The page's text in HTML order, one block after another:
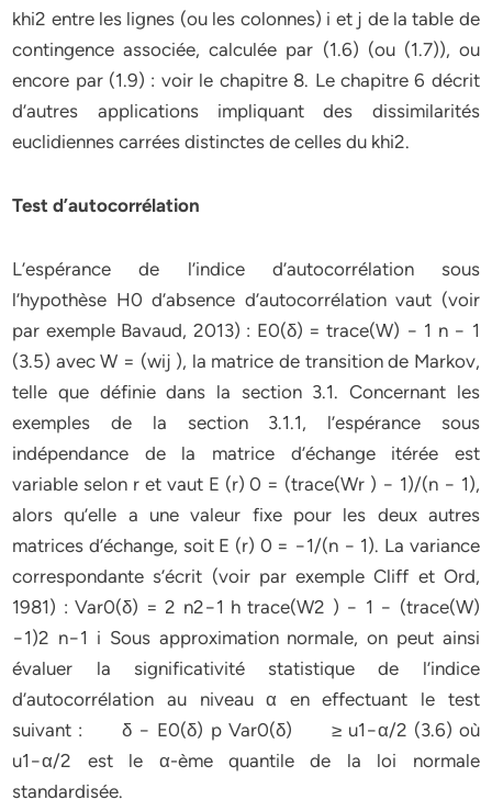
khi2 entre les lignes (ou les colonnes) i et j de la table de
contingence associée, calculée par (1.6) (ou (1.7)), ou
encore par (1.9) : voir le chapitre 8. Le chapitre 6 décrit
d’autres applications impliquant des dissimilarités
euclidiennes carrées distinctes de celles du khi2.
Test d’autocorrélation
L’espérance de l’indice d’autocorrélation sous
l’hypothèse H0 d’absence d’autocorrélation vaut (voir
par exemple Bavaud, 2013) : E0(δ) = trace(W) − 1 n − 1
(3.5) avec W = (wij ), la matrice de transition de Markov,
telle que définie dans la section 3.1. Concernant les
exemples de la section 3.1.1, l’espérance sous
indépendance de la matrice d’échange itérée est
variable selon r et vaut E (r) 0 = (trace(Wr ) − 1)/(n − 1),
alors qu’elle a une valeur fixe pour les deux autres
matrices d’échange, soit E (r) 0 = −1/(n − 1). La variance
correspondante s’écrit (voir par exemple Cliff et Ord,
1981) : Var0(δ) = 2 n2−1 h trace(W2 ) − 1 − (trace(W)
−1)2 n−1 i Sous approximation normale, on peut ainsi
évaluer la significativité statistique de l’indice
d’autocorrélation au niveau α en effectuant le test
suivant : δ − E0(δ) p Var0(δ) ≥ u1−α/2 (3.6) où
u1−α/2 est le α-ème quantile de la loi normale
standardisée.